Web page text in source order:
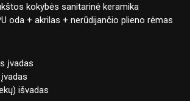
kokybės sanitarinė keramika
oda + akrilas + nerūdijančio plieno rėmas
įvadas
išvadas